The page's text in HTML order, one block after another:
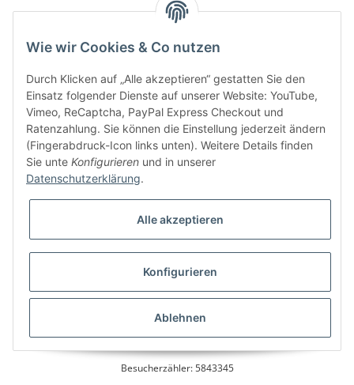
Bitte senden Sie mir entsprechend IhrerDatenschutzerklärungregelmäßig und
jederzeit widerruflich Informationen zu Ihrem Produktsortiment per E-Mail zu.
* Alle Preise inkl. gesetzlicher USt., zzgl.
Besucherzähler: 5843345
Wie wir Cookies & Co nutzen
Durch Klicken auf „Alle akzeptieren“ gestatten Sie den
Einsatz folgender Dienste auf unserer Website: YouTube,
Vimeo, ReCaptcha, PayPal Express Checkout und
Ratenzahlung. Sie können die Einstellung jederzeit ändern
(Fingerabdruck-Icon links unten). Weitere Details finden
Sie unte Konfigurieren und in unserer
Datenschutzerklärung.
Alle akzeptieren
Konfigurieren
Ablehnen